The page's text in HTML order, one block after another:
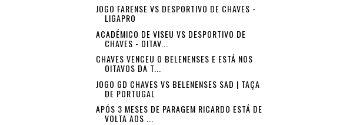
JOGO FARENSE VS DESPORTIVO DE CHAVES -
LIGAPRO
ACADÉMICO DE VISEU VS DESPORTIVO DE
CHAVES - OITAV...
CHAVES VENCEU O BELENENSES E ESTÁ NOS
OITAVOS DA T...
JOGO GD CHAVES VS BELENENSES SAD | TAÇA
DE PORTUGAL
APÓS 3 MESES DE PARAGEM RICARDO ESTÁ DE
VOLTA AOS ...